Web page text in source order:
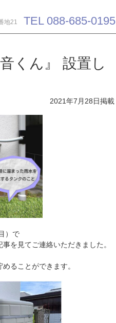
地21 TEL 088-685-0195
くん』 設置し
2021年7月28日掲載
）で
を見てご連絡いただきました。
ることができます。